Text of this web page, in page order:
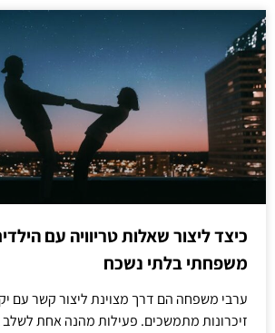
כיצד ליצור שאלות טריוויה עם
משפחתי בלתי נשכח
ערבי משפחה הם דרך מצוינת ליצור קשר עם
זיכרונות מתמשכים. פעילות מהנה אחת